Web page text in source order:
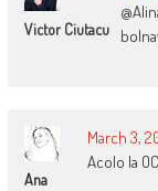
Victor Ciutacu
Ana
March 3,
Acolo la